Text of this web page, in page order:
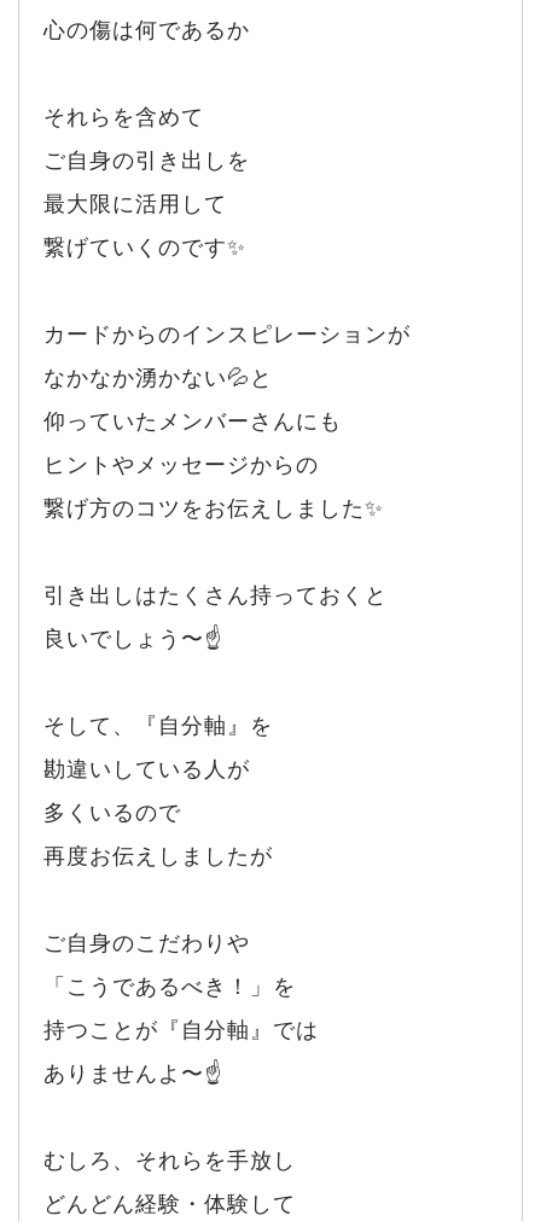
心の傷は何であるか
それらを含めて
ご自身の引き出しを
最大限に活用して
繋げていくのです✨
カードからのインスピレーションが
なかなか湧かない💦と
仰っていたメンバーさんにも
ヒントやメッセージからの
繋げ方のコツをお伝えしました✨
引き出しはたくさん持っておくと
良いでしょう〜☝️
そして、『自分軸』を
勘違いしている人が
多くいるので
再度お伝えしましたが
ご自身のこだわりや
「こうであるべき！」を
持つことが『自分軸』では
ありませんよ〜☝️
むしろ、それらを手放し
どんどん経験・体験して